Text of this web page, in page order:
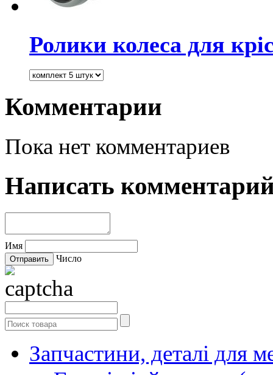
Ролики колеса для
Комментарии
Пока нет комментариев
Написать
Имя
Число
Запчастини, деталі для